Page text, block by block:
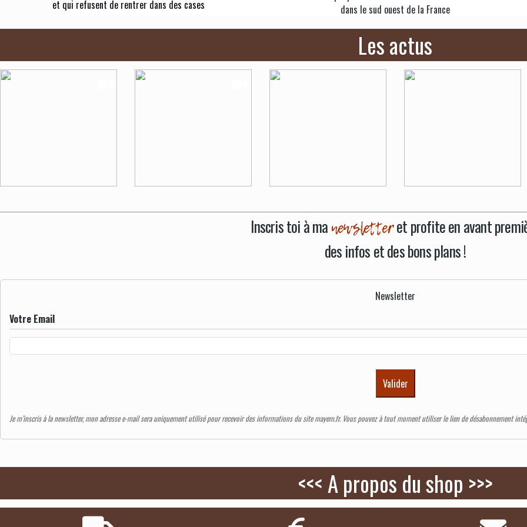
et qui refusent de rentrer dans des cases
dans le sud ouest de la France
Les actus
Inscris toi à manewsletteret profite en avant
des infos et des bons plans !
Newsletter
Votre Email
Valider
Je m’inscris à la newsletter, mon adresse e-mail sera uniquement utilisé pour recevoir des informations du site mayem.fr. Vous pouvez à tout moment utiliser le lien de désabonnement
<<< A propos du shop >>>